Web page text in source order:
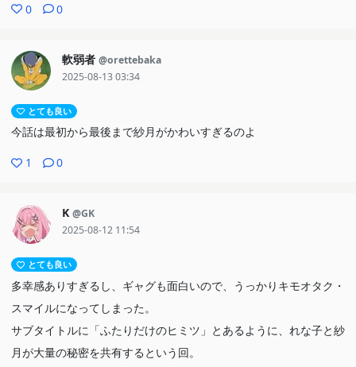
0 0
軟弱者 @orettebaka
2025-08-13 03:34
とても良い
今話は最初から最後まで紗月がかわいすぎるのよ
1 0
K @GK
2025-08-12 11:54
とても良い
多幸感ありすぎるし、ギャグも面白いので、うっかりキモオタク・
スマイルになってしまった。
サブタイトルに「ふたりだけのヒミツ」とあるように、れな子と紗
月が大量の秘密を共有するという回。